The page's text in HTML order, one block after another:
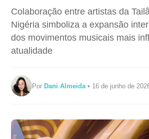
Colaboração entre artistas da
Nigéria simboliza a expansão
dos movimentos musicais mais
atualidade
PorDani Almeida • 16 de junho de